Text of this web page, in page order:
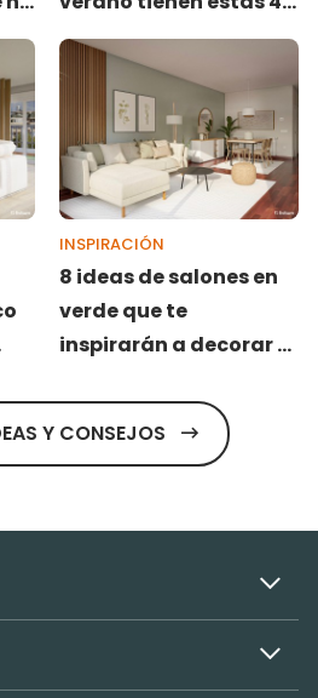
cosas en común
INSPIRACIÓN
8 ideas de salones en
verde que te
inspirarán a decorar el
Y CONSEJOS